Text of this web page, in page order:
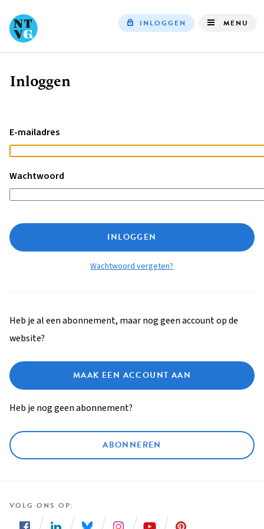
INLOGGEN MENU
Kruimelpad
Inloggen
E-mailadres
Wachtwoord
INLOGGEN
Wachtwoord vergeten?
Heb je al een abonnement, maar nog geen account op de
website?
MAAK EEN ACCOUNT AAN
Heb je nog geen abonnement?
ABONNEREN
VOLG ONS OP